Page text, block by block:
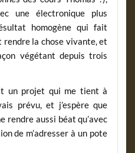
une électronique plus
homogène qui fait
rendre la chose vivante, et
végétant depuis trois
un projet qui me tient à
prévu, et j’espère que
rendre aussi béat qu’avec
de m’adresser à un pote